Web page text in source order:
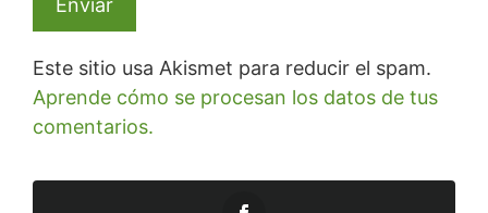
Este sitio usa Akismet para reducir el spam.
Aprende cómo se procesan los datos de tus
comentarios.